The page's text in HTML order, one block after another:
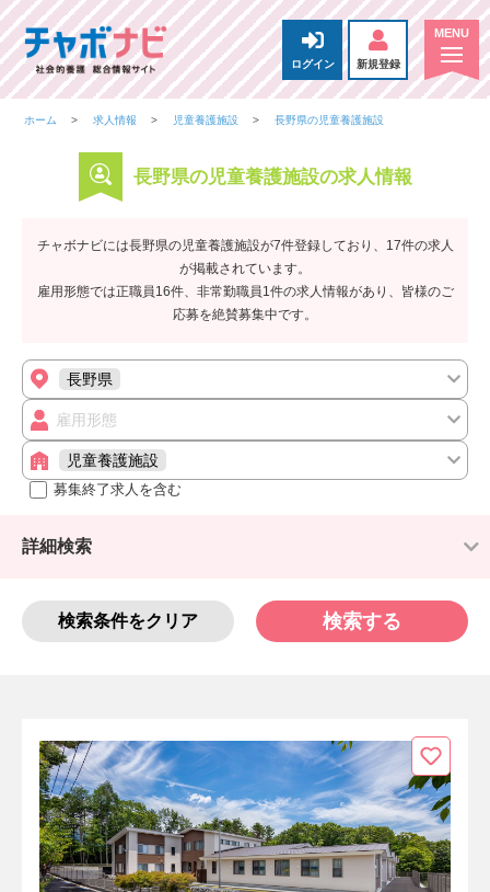
ログイン 新規登録
ホーム 求人情報 児童養護施設 長野県の児童養護施設
長野県の児童養護施設の求人情報
チャボナビには長野県の児童養護施設が7件登録しており、17件の求人
が掲載されています。
雇用形態では正職員16件、非常勤職員1件の求人情報があり、皆様のご
応募を絶賛募集中です。
長野県
雇用形態
児童養護施設
募集終了求人を含む
詳細検索
検索条件をクリア 検索する